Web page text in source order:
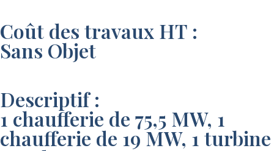
Coût des travaux HT :
Sans Objet
Descriptif :
1 chaufferie de 75,5 MW, 1
chaufferie de 19 MW, 1 turbine